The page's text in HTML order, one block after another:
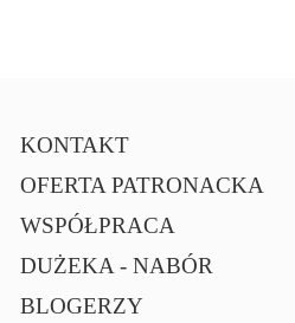
KONTAKT
OFERTA PATRONACKA
WSPÓŁPRACA
DUŻEKA - NABÓR
BLOGERZY